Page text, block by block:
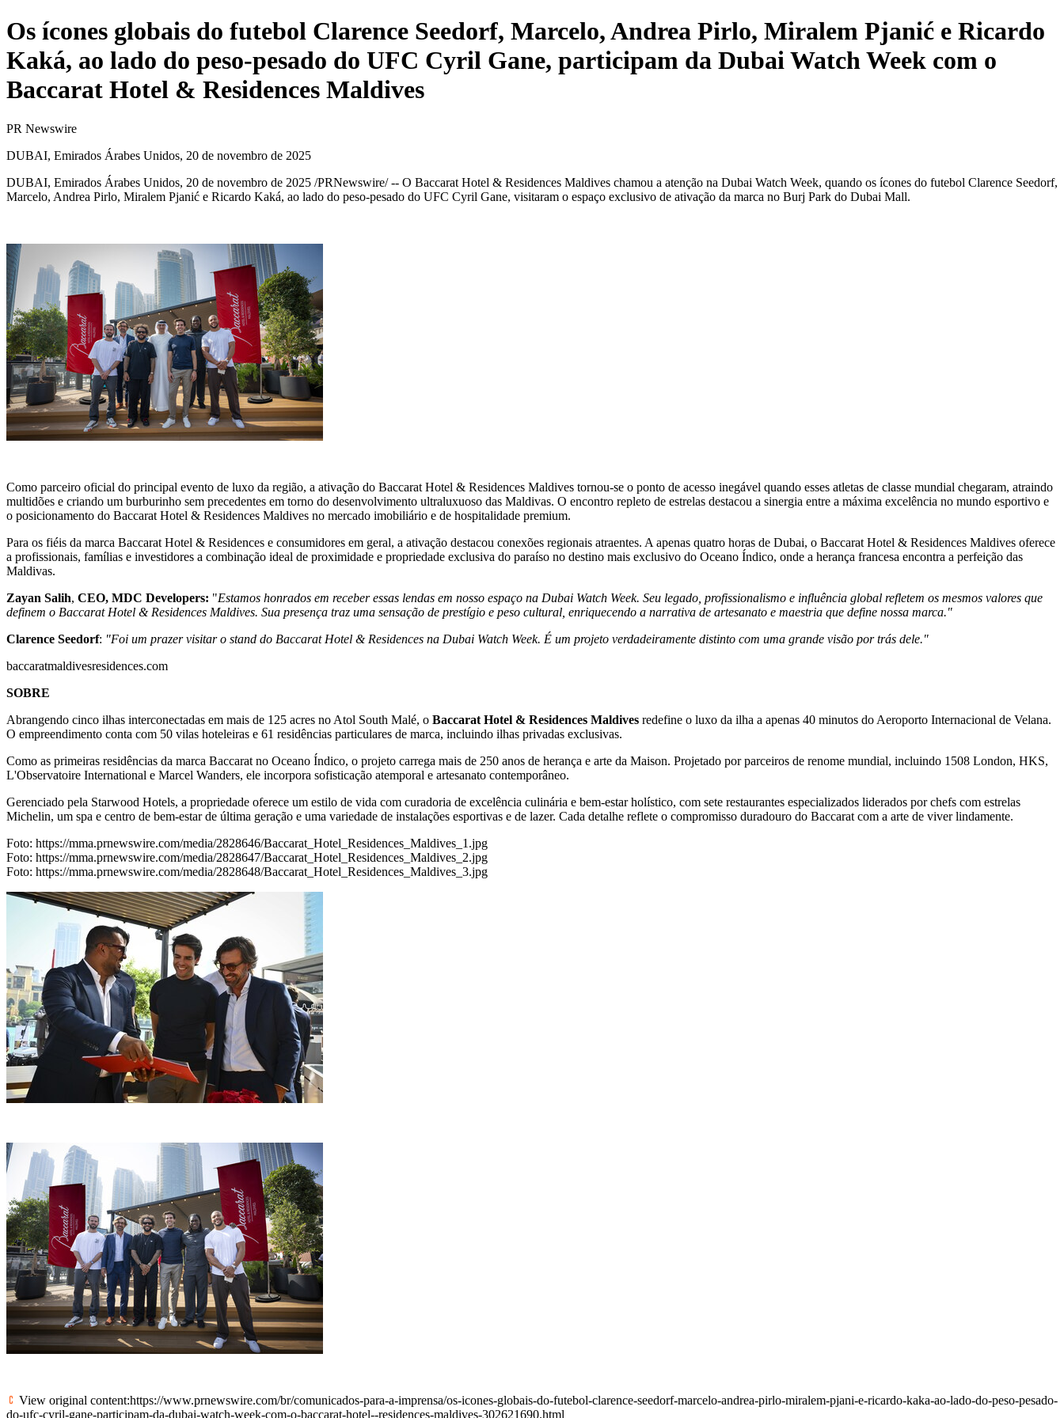
Os ícones globais do futebol Clarence Seedorf, Marcelo, Andrea Pirlo, Miralem Pjanić e Ricardo
Kaká, ao lado do peso-pesado do UFC Cyril Gane, participam da Dubai Watch Week com o
Baccarat Hotel & Residences Maldives
PR Newswire
DUBAI, Emirados Árabes Unidos, 20 de novembro de 2025
DUBAI, Emirados Árabes Unidos, 20 de novembro de 2025 /PRNewswire/ -- O Baccarat Hotel & Residences Maldives chamou a atenção na Dubai Watch Week, quando os ícones do futebol Clarence Seedorf,
Marcelo, Andrea Pirlo, Miralem Pjanić e Ricardo Kaká, ao lado do peso-pesado do UFC Cyril Gane, visitaram o espaço exclusivo de ativação da marca no Burj Park do Dubai Mall.
Como parceiro oficial do principal evento de luxo da região, a ativação do Baccarat Hotel & Residences Maldives tornou-se o ponto de acesso inegável quando esses atletas de classe mundial chegaram, atraindo
multidões e criando um burburinho sem precedentes em torno do desenvolvimento ultraluxuoso das Maldivas. O encontro repleto de estrelas destacou a sinergia entre a máxima excelência no mundo esportivo e
o posicionamento do Baccarat Hotel & Residences Maldives no mercado imobiliário e de hospitalidade premium.
Para os fiéis da marca Baccarat Hotel & Residences e consumidores em geral, a ativação destacou conexões regionais atraentes. A apenas quatro horas de Dubai, o Baccarat Hotel & Residences Maldives oferece
a profissionais, famílias e investidores a combinação ideal de proximidade e propriedade exclusiva do paraíso no destino mais exclusivo do Oceano Índico, onde a herança francesa encontra a perfeição das
Maldivas.
Zayan Salih, CEO, MDC Developers: "Estamos honrados em receber essas lendas em nosso espaço na Dubai Watch Week. Seu legado, profissionalismo e influência global refletem os mesmos valores que
definem o Baccarat Hotel & Residences Maldives. Sua presença traz uma sensação de prestígio e peso cultural, enriquecendo a narrativa de artesanato e maestria que define nossa marca."
Clarence Seedorf: "Foi um prazer visitar o stand do Baccarat Hotel & Residences na Dubai Watch Week. É um projeto verdadeiramente distinto com uma grande visão por trás dele."
baccaratmaldivesresidences.com
SOBRE
Abrangendo cinco ilhas interconectadas em mais de 125 acres no Atol South Malé, o Baccarat Hotel & Residences Maldives redefine o luxo da ilha a apenas 40 minutos do Aeroporto Internacional de Velana.
O empreendimento conta com 50 vilas hoteleiras e 61 residências particulares de marca, incluindo ilhas privadas exclusivas.
Como as primeiras residências da marca Baccarat no Oceano Índico, o projeto carrega mais de 250 anos de herança e arte da Maison. Projetado por parceiros de renome mundial, incluindo 1508 London, HKS,
L'Observatoire International e Marcel Wanders, ele incorpora sofisticação atemporal e artesanato contemporâneo.
Gerenciado pela Starwood Hotels, a propriedade oferece um estilo de vida com curadoria de excelência culinária e bem-estar holístico, com sete restaurantes especializados liderados por chefs com estrelas
Michelin, um spa e centro de bem-estar de última geração e uma variedade de instalações esportivas e de lazer. Cada detalhe reflete o compromisso duradouro do Baccarat com a arte de viver lindamente.
Foto: https://mma.prnewswire.com/media/2828646/Baccarat_Hotel_Residences_Maldives_1.jpg
Foto: https://mma.prnewswire.com/media/2828647/Baccarat_Hotel_Residences_Maldives_2.jpg
Foto: https://mma.prnewswire.com/media/2828648/Baccarat_Hotel_Residences_Maldives_3.jpg
View original content:https://www.prnewswire.com/br/comunicados-para-a-imprensa/os-icones-globais-do-futebol-clarence-seedorf-marcelo-andrea-pirlo-miralem-pjani-e-ricardo-kaka-ao-lado-do-peso-pesado-
do-ufc-cyril-gane-participam-da-dubai-watch-week-com-o-baccarat-hotel--residences-maldives-302621690.html